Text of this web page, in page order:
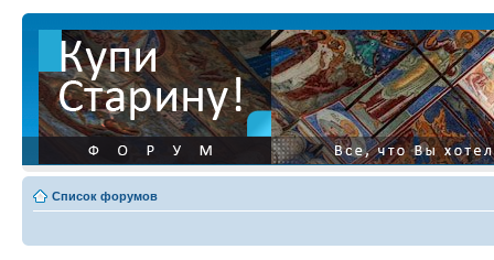
Список форумов